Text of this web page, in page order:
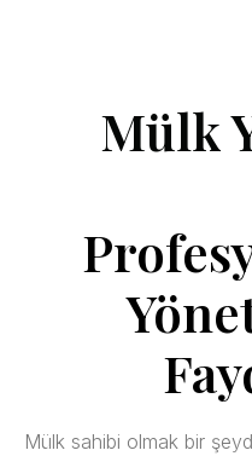
Mülk
Mülk sahibi olmak bir